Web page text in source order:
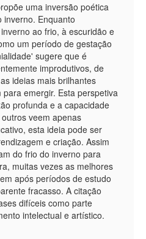
uma inversão poética
inverno. Enquanto
ao frio, à escuridão e
um período de gestação
sugere que é
improdutivos, de
ideias mais brilhantes
emergir. Esta perspetiva
profunda e a capacidade
veem apenas
esta ideia pode ser
e criação. Assim
do frio do inverno para
muitas vezes as melhores
após períodos de estudo
fracasso. A citação
difíceis como parte
intelectual e artístico.